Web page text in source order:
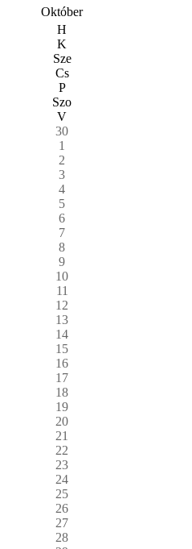
Október
H
K
Sze
Cs
P
Szo
V
30
1
2
3
4
5
6
7
8
9
10
11
12
13
14
15
16
17
18
19
20
21
22
23
24
25
26
27
28